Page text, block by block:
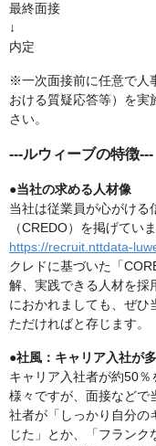
最終面接
↓
内定
※一次面接前に任意で人
おける質疑応答等）を実
さい。
---ルウィーブの特徴---
●当社の求める人材像
当社は従業員が心がける
（CREDO）を掲げていま
https://recruit.nttdata-
クレドに基づいた「
解、実践できる人材を採
におかれましても、ぜひ
ただければと存じます。
●社風：キャリア入社が
キャリア入社者が約50
様々ですが、面接などで
社者が「しっかり自分の
じた」とか、「フランク